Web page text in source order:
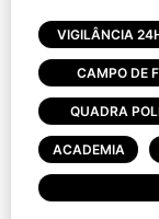
VIGILÂNCIA
CAMPO DE
QUADRA
ACADEMIA